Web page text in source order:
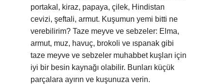
portakal, kiraz, papaya, çilek, Hindistan
cevizi, şeftali, armut. Kuşumun yemi bitti ne
verebilirim? Taze meyve ve sebzeler: Elma,
armut, muz, havuç, brokoli ve ıspanak gibi
taze meyve ve sebzeler muhabbet kuşları için
iyi bir besin kaynağı olabilir. Bunları küçük
parçalara ayırın ve kuşunuza verin.